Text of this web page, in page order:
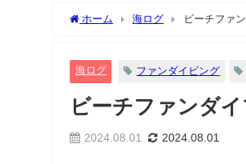
ホーム 海ログ ビーチファ
海ログ ファンダイビング
ビーチファンダ
2024.08.01 2024.08.01